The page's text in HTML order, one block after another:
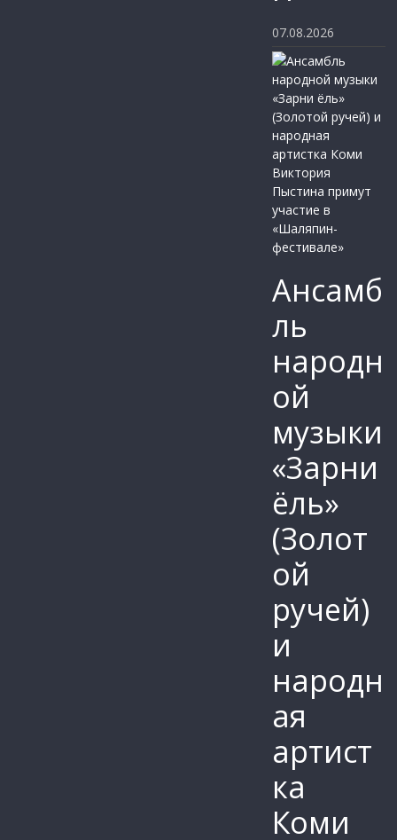
07.08.2026
Ансамб
ль
народн
ой
музыки
«Зарни
ёль»
(Золот
ой
ручей)
и
народн
ая
артист
ка
Коми